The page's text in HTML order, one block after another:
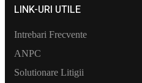
LINK-URI UTILE
Intrebari Frecvente
ANPC
Solutionare Litigii